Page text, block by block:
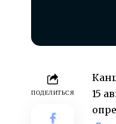
ПОДЕЛИТЬСЯ
15